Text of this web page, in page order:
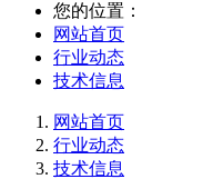
您的位置：
网站首页
行业动态
技术信息
网站首页
行业动态
技术信息